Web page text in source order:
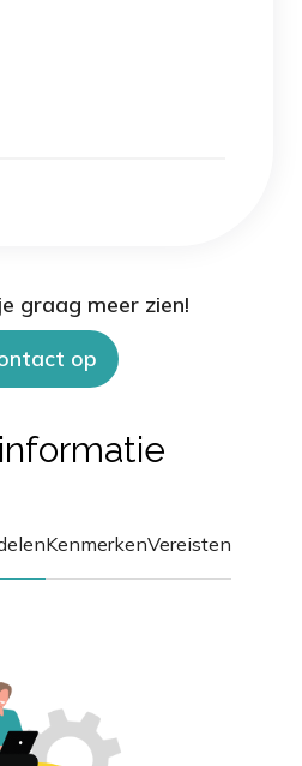
graag meer zien!
op
KenmerkenVereisten